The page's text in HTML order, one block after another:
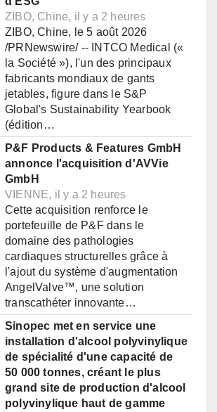
ZIBO, Chine, il y a 2 heures
ZIBO, Chine, le 5 août 2026
/PRNewswire/ -- INTCO Medical («
la Société »), l'un des principaux
fabricants mondiaux de gants
jetables, figure dans le S&P
Global's Sustainability Yearbook
(édition…
P&F Products & Features GmbH
annonce l'acquisition d'AVVie
GmbH
VIENNE, il y a 2 heures
Cette acquisition renforce le
portefeuille de P&F dans le
domaine des pathologies
cardiaques structurelles grâce à
l'ajout du système d'augmentation
AngelValve™, une solution
transcathéter innovante…
Sinopec met en service une
installation d'alcool polyvinylique
de spécialité d'une capacité de
50 000 tonnes, créant le plus
grand site de production d'alcool
polyvinylique haut de gamme